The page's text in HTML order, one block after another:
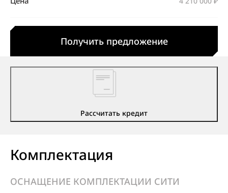
Получить предложение
Рассчитать кредит
Комплектация
ОСНАЩЕНИЕ КОМПЛЕКТАЦИИ СИТИ